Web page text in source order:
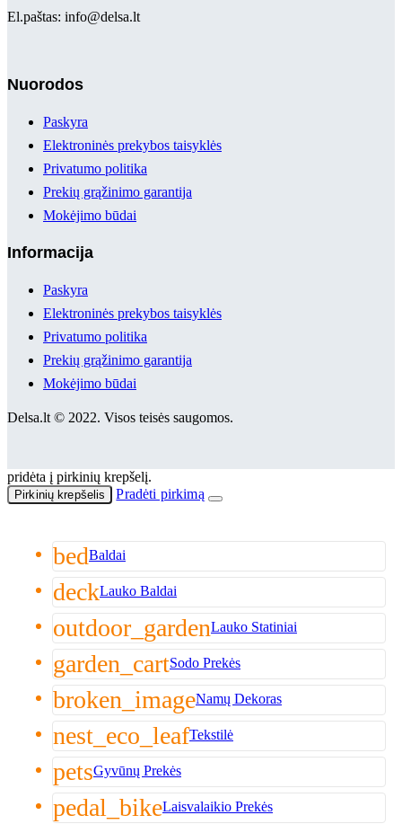
El.paštas: info@delsa.lt
Nuorodos
Paskyra
Elektroninės prekybos taisyklės
Privatumo politika
Prekių grąžinimo garantija
Mokėjimo būdai
Informacija
Paskyra
Elektroninės prekybos taisyklės
Privatumo politika
Prekių grąžinimo garantija
Mokėjimo būdai
Delsa.lt © 2022. Visos teisės saugomos.
pridėta į pirkinių krepšelį.
Pirkinių krepšelis Pradėti pirkimą
bedBaldai
deckLauko Baldai
outdoor_gardenLauko Statiniai
garden_cartSodo Prekės
broken_imageNamų Dekoras
nest_eco_leafTekstilė
petsGyvūnų Prekės
pedal_bikeLaisvalaikio Prekės